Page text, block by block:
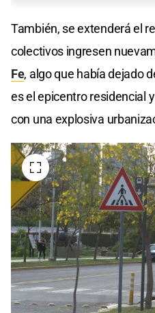
También, se extenderá el
colectivos ingresen
Fe, algo que había dejado
es el epicentro residencial
con una explosiva